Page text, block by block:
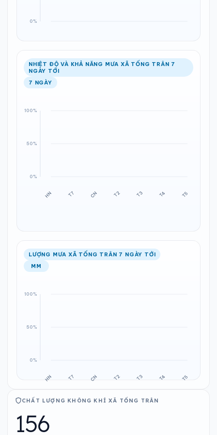
NHIỆT ĐỘ VÀ KHẢ NĂNG MƯA XÃ TỐNG TRÂN 7
NGÀY TỚI
7 NGÀY
LƯỢNG MƯA XÃ TỐNG TRÂN 7 NGÀY TỚI
MM
CHẤT LƯỢNG KHÔNG KHÍ XÃ TỐNG TRÂN
156